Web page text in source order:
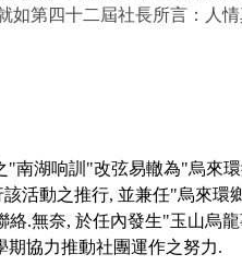
第四十二屆社長所言：人
湖响訓"改弦易轍為"烏來
活動之推行, 並兼任"烏來環
.無奈, 於任內發生"玉山烏
期協力推動社團運作之努力.